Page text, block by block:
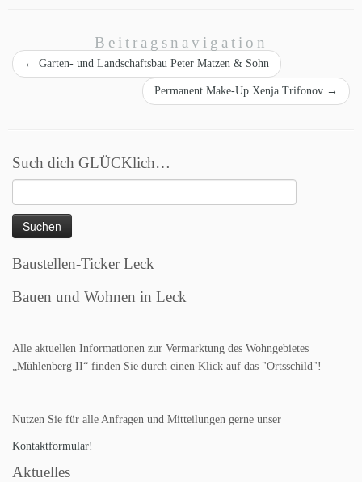
Beitragsnavigation
← Garten- und Landschaftsbau Peter Matzen & Sohn
Permanent Make-Up Xenja Trifonov →
Such dich GLÜCKlich…
nach:
Baustellen-Ticker Leck
Bauen und Wohnen in Leck
Alle aktuellen Informationen zur Vermarktung des Wohngebietes
„Mühlenberg II“ finden Sie durch einen Klick auf das "Ortsschild"!
Nutzen Sie für alle Anfragen und Mitteilungen gerne unser
Kontaktformular!
Aktuelles